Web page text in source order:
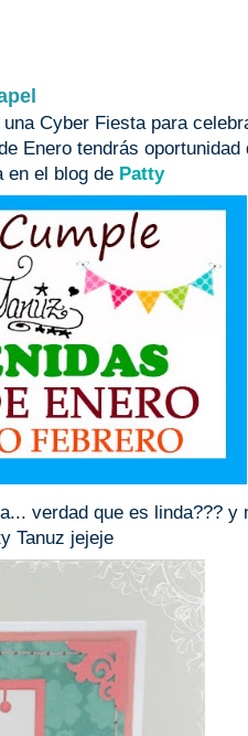
Cyber Fiesta para
Enero tendrás oportunidad
en el blog de Patty
verdad que es linda??? y
Tanuz jejeje